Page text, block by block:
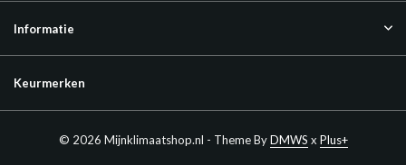
Informatie
Keurmerken
© 2026 Mijnklimaatshop.nl - Theme ByDMWS x Plus+